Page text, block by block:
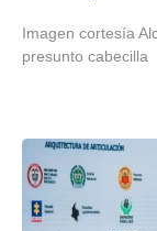
Imagen cortesía
presunto cabecilla